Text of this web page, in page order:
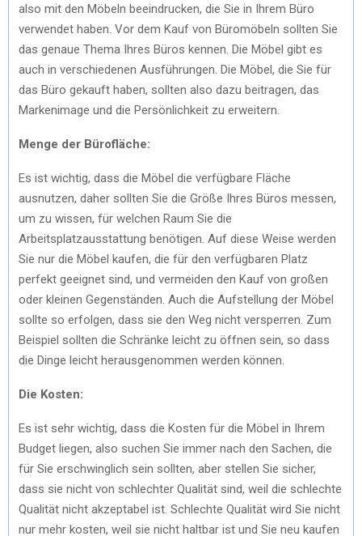
also mit den Möbeln beeindrucken, die Sie in Ihrem Büro
verwendet haben. Vor dem Kauf von Büromöbeln sollten Sie
das genaue Thema Ihres Büros kennen. Die Möbel gibt es
auch in verschiedenen Ausführungen. Die Möbel, die Sie für
das Büro gekauft haben, sollten also dazu beitragen, das
Markenimage und die Persönlichkeit zu erweitern.
Menge der Bürofläche:
Es ist wichtig, dass die Möbel die verfügbare Fläche
ausnutzen, daher sollten Sie die Größe Ihres Büros messen,
um zu wissen, für welchen Raum Sie die
Arbeitsplatzausstattung benötigen. Auf diese Weise werden
Sie nur die Möbel kaufen, die für den verfügbaren Platz
perfekt geeignet sind, und vermeiden den Kauf von großen
oder kleinen Gegenständen. Auch die Aufstellung der Möbel
sollte so erfolgen, dass sie den Weg nicht versperren. Zum
Beispiel sollten die Schränke leicht zu öffnen sein, so dass
die Dinge leicht herausgenommen werden können.
Die Kosten:
Es ist sehr wichtig, dass die Kosten für die Möbel in Ihrem
Budget liegen, also suchen Sie immer nach den Sachen, die
für Sie erschwinglich sein sollten, aber stellen Sie sicher,
dass sie nicht von schlechter Qualität sind, weil die schlechte
Qualität nicht akzeptabel ist. Schlechte Qualität wird Sie nicht
nur mehr kosten, weil sie nicht haltbar ist und Sie neu kaufen